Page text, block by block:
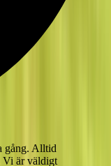
gång. Alltid
Vi är väldigt